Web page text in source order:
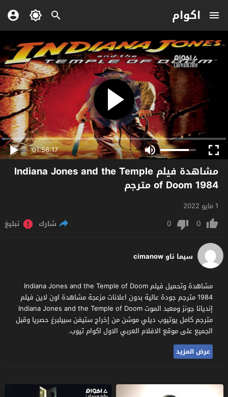
اكوام
01:56:17
مشاهدة فيلم Indiana Jones and the Temple
of Doom 1984 مترجم
1 مايو 2022
0
0 شارك تبليغ
سيما ناو cimanow
مشاهدة وتحميل فيلم Indiana Jones and the Temple of Doom
1984 مترجم جودة عالية بدون اعلانات مزعجة مشاهدة اون لاين فيلم
إنديانا جونز ومعبد الموت Indiana Jones and the Temple of Doom
مترجم كامل يوتيوب ديلي موشن من إخراج ستيفن سبيلبرغ حصريا وقبل
الجميع على موقع الافلام العربي الاول اكوام تيوب.
عرض المزيد